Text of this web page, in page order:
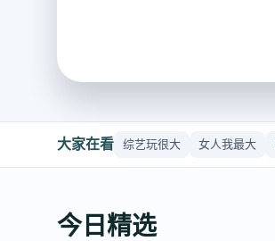
大家在看 综艺玩很大 女人我最大
今日精选